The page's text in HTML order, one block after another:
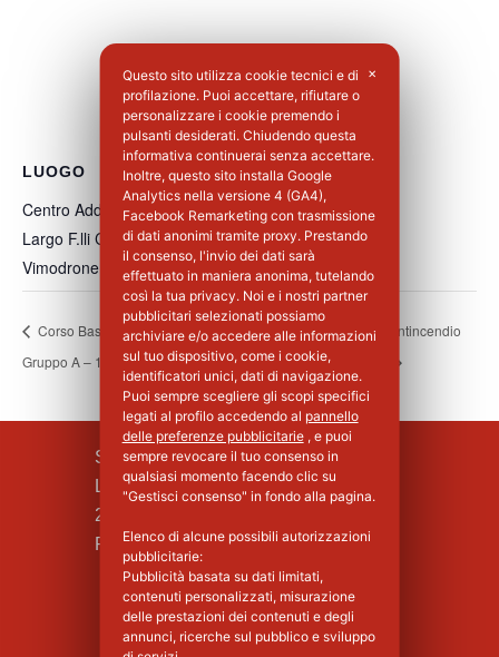
LUOGO
Centro Addestramento Vimodrone
Largo F.lli Cervi, 8
Vimodrone
MI 20900 Italia + Google Maps
Corso Base di Primo Soccorso per Aziende di
Gruppo A – 1°Giorno
Corso Antincendio
SILPA S.R.L.
Largo F.lli Cervi, 8
20090 Vimodrone (MI)
Piva : 02339750966 - MI 1427008
✕
Questo sito utilizza cookie tecnici e di
profilazione. Puoi accettare, rifiutare o
personalizzare i cookie premendo i
pulsanti desiderati. Chiudendo questa
informativa continuerai senza accettare.
Inoltre, questo sito installa Google
Analytics nella versione 4 (GA4),
Facebook Remarketing con trasmissione
di dati anonimi tramite proxy. Prestando
il consenso, l'invio dei dati sarà
effettuato in maniera anonima, tutelando
così la tua privacy. Noi e i nostri partner
pubblicitari selezionati possiamo
archiviare e/o accedere alle informazioni
sul tuo dispositivo, come i cookie,
identificatori unici, dati di navigazione.
Puoi sempre scegliere gli scopi specifici
legati al profilo accedendo al pannello
delle preferenze pubblicitarie, e puoi
sempre revocare il tuo consenso in
qualsiasi momento facendo clic su
"Gestisci consenso" in fondo alla pagina.
Elenco di alcune possibili autorizzazioni
pubblicitarie:
Pubblicità basata su dati limitati,
contenuti personalizzati, misurazione
delle prestazioni dei contenuti e degli
annunci, ricerche sul pubblico e sviluppo